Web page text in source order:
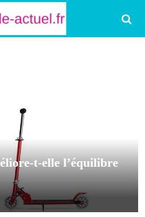
t-elle l’équilibre